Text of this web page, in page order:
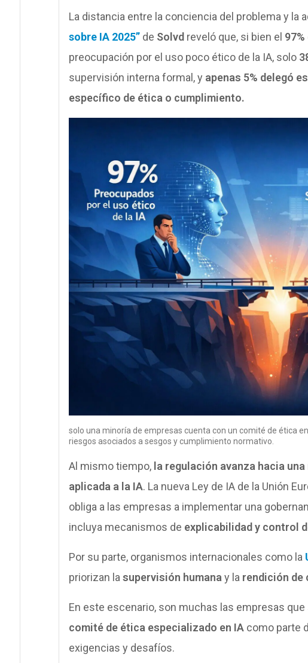
La distancia entre la conciencia del problema y la
sobre IA 2025”de Solvd reveló que, si bien el 97%
preocupación por el uso poco ético de la IA, solo
supervisión interna formal, y apenas 5% delegó
específico de ética o cumplimiento.
solo una minoría de empresas cuenta con un comité de ética
riesgos asociados a sesgos y cumplimiento normativo.
Al mismo tiempo, la regulación avanza hacia
aplicada a la IA. La nueva Ley de IA de la Unión
obliga a las empresas a implementar una
incluya mecanismos de explicabilidad y control
Por su parte, organismos internacionales como la
priorizan la supervisión humana y la rendición de
En este escenario, son muchas las empresas
comité de ética especializado en IAcomo parte
exigencias y desafíos.